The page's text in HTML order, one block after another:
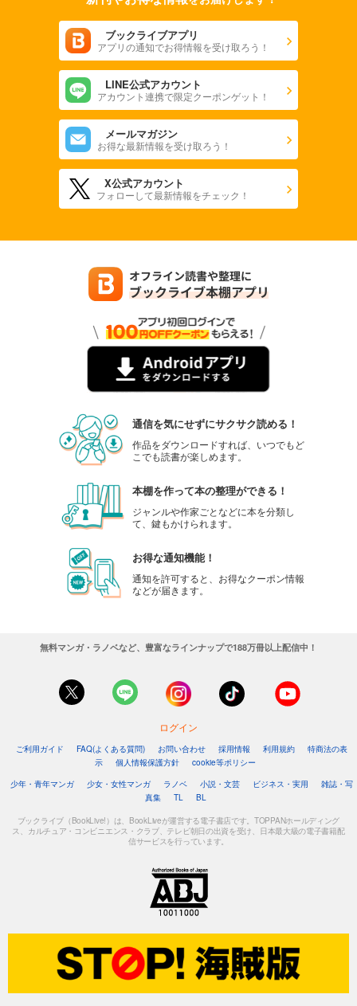
ブックライブアプリ
アプリの通知でお得情報を受け取ろう！
LINE公式アカウント
アカウント連携で限定クーポンゲット！
メールマガジン
お得な最新情報を受け取ろう！
X公式アカウント
フォローして最新情報をチェック！
通信を気にせずにサクサク読める！
作品をダウンロードすれば、いつでもど
こでも読書が楽しめます。
本棚を作って本の整理ができる！
ジャンルや作家ごとなどに本を分類し
て、鍵もかけられます。
お得な通知機能！
通知を許可すると、お得なクーポン情報
などが届きます。
無料マンガ・ラノベなど、豊富なラインナップで188万冊以上配信中！
ログイン
ご利用ガイド FAQ(よくある質問) お問い合わせ 採用情報 利用規約
特商法の表
示
個人情報保護方針
cookie等ポリシー
少年・青年マンガ
少女・女性マンガ ラノベ 小説・文芸 ビジネス・実用
雑誌・写
真集
TL BL
ブックライブ（BookLive!）は、BookLiveが運営する電子書店です。TOPPANホールディング
ス、カルチュア・コンビニエンス・クラブ、テレビ朝日の出資を受け、日本最大級の電子書籍配
信サービスを行っています。